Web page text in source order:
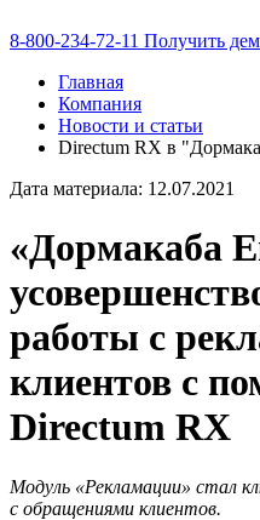
8-800-234-72-11 Получить
Главная
Компания
Новости и статьи
Directum RX в
Дата материала: 12.07.2021
«Дормакаба
работы с
клиентов с
Directum RX
Модуль «Рекламации» стал
с обращениями клиентов.